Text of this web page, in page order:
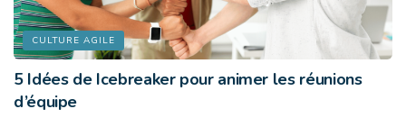
CULTURE AGILE
5 Idées de Icebreaker pour animer les réunions
d’équipe